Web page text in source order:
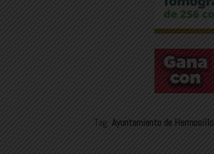
Tag: Ayuntamiento de Hermosillo